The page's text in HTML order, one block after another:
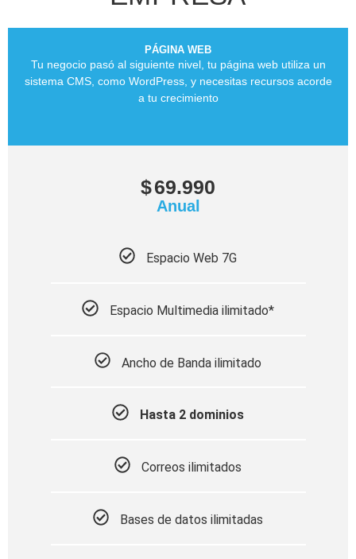
PÁGINA WEB
Tu negocio pasó al siguiente nivel, tu página web utiliza un
sistema CMS, como WordPress, y necesitas recursos acorde
a tu crecimiento
$69.990
Anual
Espacio Web 7G
Espacio Multimedia ilimitado*
Ancho de Banda ilimitado
Hasta 2 dominios
Correos ilimitados
Bases de datos ilimitadas